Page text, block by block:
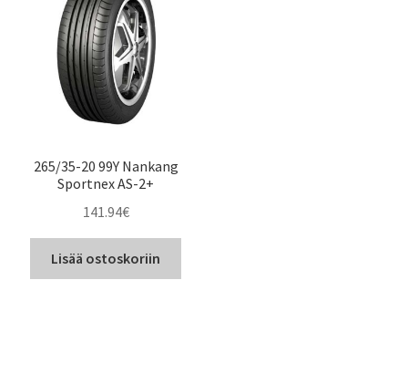
265/35-20 99Y Nankang
Sportnex AS-2+
141.94€
Lisää ostoskoriin